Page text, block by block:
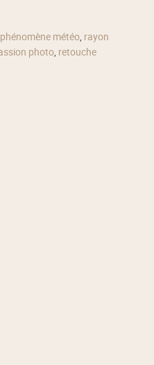
phénomène météo, rayon
photo, retouche